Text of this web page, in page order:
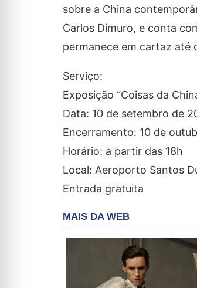
sobre a China
Carlos Dimuro, e conta
permanece em cartaz até
Serviço:
Exposição “Coisas da
Data: 10 de setembro de
Encerramento: 10 de
Horário: a partir das 18h
Local: Aeroporto Santos
Entrada gratuita